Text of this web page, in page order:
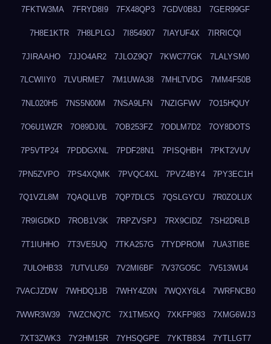
7FKTW3MA 7FRYD8I9 7FX48QP3 7GDV0B8J 7GER99GF
7H8E1KTR 7H8LPLGJ 7I854907 7IAYUF4X 7IRRICQI
7JIRAAHO 7JJO4AR2 7JLOZ9Q7 7KWC77GK 7LALYSM0
7LCWIIY0 7LVURME7 7M1UWA38 7MHLTVDG 7MM4F50B
7NL020H5 7NS5N00M 7NSA9LFN 7NZIGFWV 7O15HQUY
7O6U1WZR 7O89DJ0L 7OB253FZ 7ODLM7D2 7OY8DOTS
7P5VTP24 7PDDGXNL 7PDF28N1 7PISQHBH 7PKT2VUV
7PN5ZVPO 7PS4XQMK 7PVQC4XL 7PVZ4BY4 7PY3EC1H
7Q1VZL8M 7QAQLLVB 7QP7DLC5 7QSLGYCU 7R0ZOLUX
7R9IGDKD 7ROB1V3K 7RPZVSPJ 7RX9CIDZ 7SH2DRLB
7T1IUHHO 7T3VE5UQ 7TKA257G 7TYDPROM 7UA3TIBE
7ULOHB33 7UTVLU59 7V2MI6BF 7V37GO5C 7V513WU4
7VACJZDW 7WHDQ1JB 7WHY4Z0N 7WQXY6L4 7WRFNCB0
7WWR3W39 7WZCNQ7C 7X1TM5XQ 7XKFP983 7XMG6WJ3
7XT3ZWK3 7Y2HM15R 7YHSQGPE 7YKTB834 7YTLLGT7